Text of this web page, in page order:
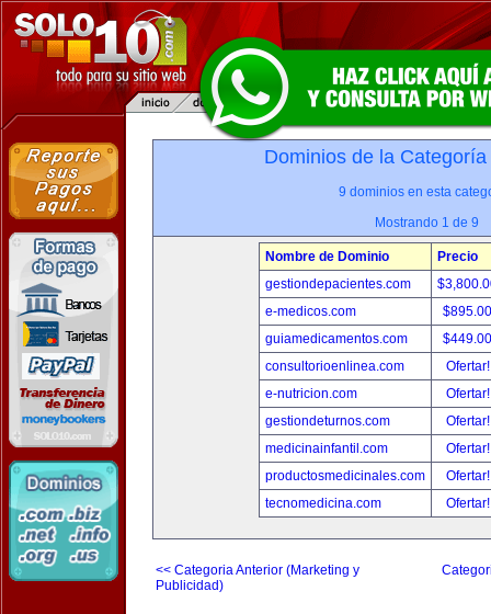
Dominios de la
9 dominios en esta
Mostrando 1 de 9
Nombre de Dominio
Precio
gestiondepacientes.com
e-medicos.com
guiamedicamentos.com
consultorioenlinea.com
e-nutricion.com
gestiondeturnos.com
medicinainfantil.com
productosmedicinales.com
tecnomedicina.com
<< Categoria Anterior (Marketing y
Publicidad)